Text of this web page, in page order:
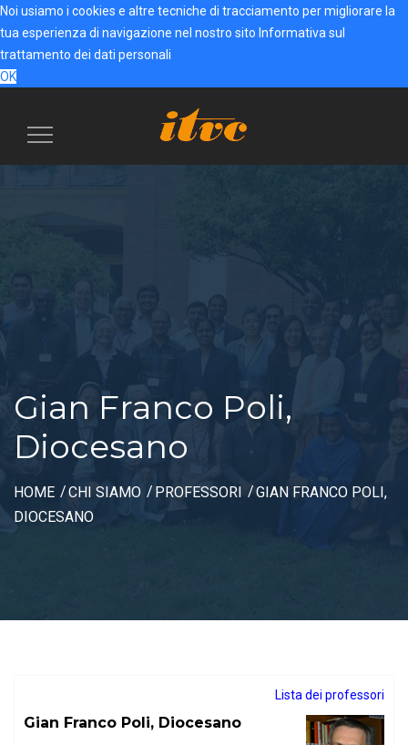
Noi usiamo i cookies e altre tecniche di tracciamento per migliorare la
tua esperienza di navigazione nel nostro sito Informativa sul
trattamento dei dati personali
OK
Menu
Gian Franco Poli,
Diocesano
HOME CHI SIAMO PROFESSORI
GIAN FRANCO POLI,
DIOCESANO
Lista dei professori
Gian Franco Poli, Diocesano